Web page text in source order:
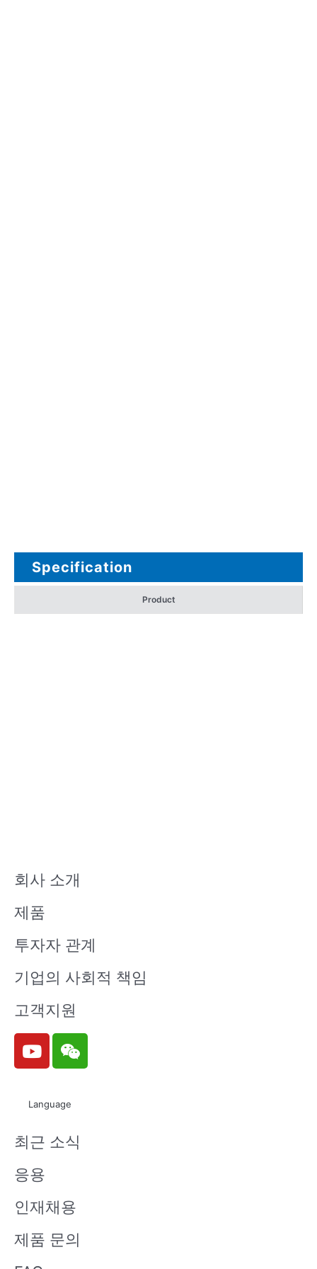
Specification
Product
회사 소개
제품
투자자 관계
기업의 사회적 책임
고객지원
Y
o
u
e
W
e
i
n
Language
최근 소식
응용
인재채용
제품 문의